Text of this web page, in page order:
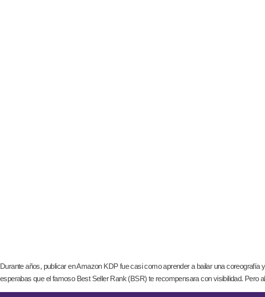
Durante años, publicar en Amazon KDP fue casi como aprender a bailar una
esperabas que el famoso Best Seller Rank (BSR) te recompensara con visibilidad. Pero